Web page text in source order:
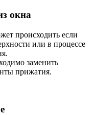
окна
происходить если
или в процессе
заменить
прижатия.